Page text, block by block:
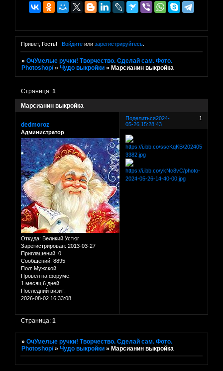
Привет, Гость! Войдитеили зарегистрируйтесь.
»ОчУмелые ручки! Творчество. Сделай сам. Фото.
Photoshop/ »Чудо выкройки » Марсианин выкройка
Марсианин выкройка
Страница:1
Поделиться 1
2024-
05-26 15:28:43
dedmoroz
Администратор
Откуда: Великий Устюг
Зарегистрирован: 2013-03-27
Приглашений: 0
Сообщений: 8895
Пол: Мужской
Провел на форуме:
1 месяц 6 дней
Последний визит:
2026-08-02 16:33:08
Страница:1
»ОчУмелые ручки! Творчество. Сделай сам. Фото.
Photoshop/ »Чудо выкройки »Марсианин выкройка